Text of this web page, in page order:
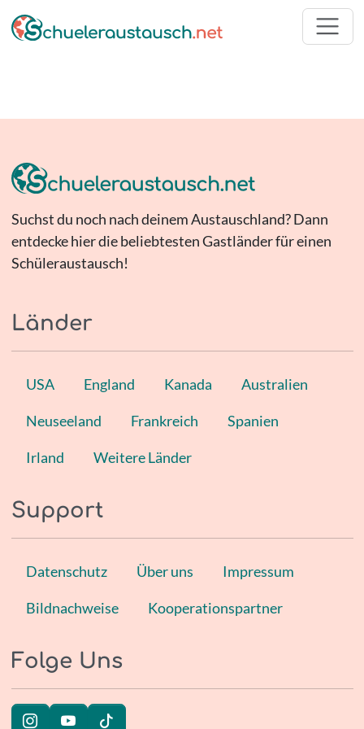
Suchst du noch nach deinem Austauschland? Dann
entdecke hier die beliebtesten Gastländer für einen
Schüleraustausch!
Länder
USA England Kanada Australien
Neuseeland Frankreich Spanien
Irland Weitere Länder
Support
Datenschutz Über uns Impressum
Bildnachweise Kooperationspartner
Folge Uns